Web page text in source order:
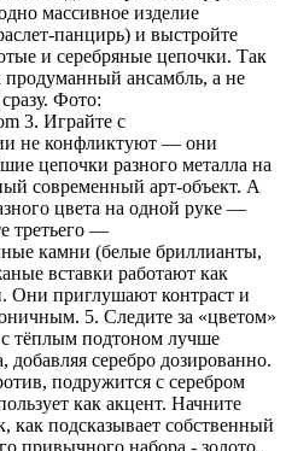
массивное изделие
панцирь) и выстройте
и серебряные цепочки. Так
продуманный ансамбль, а не
Фото:
3. Играйте с
не конфликтуют — они
цепочки разного металла на
современный арт-объект. А
цвета на одной руке —
третьего —
камни (белые бриллианты,
вставки работают как
Они приглушают контраст и
5. Следите за «цветом»
тёплым подтоном лучше
добавляя серебро дозированно.
подружится с серебром
как акцент. Начните
как подсказывает собственный
привычного набора - золото,